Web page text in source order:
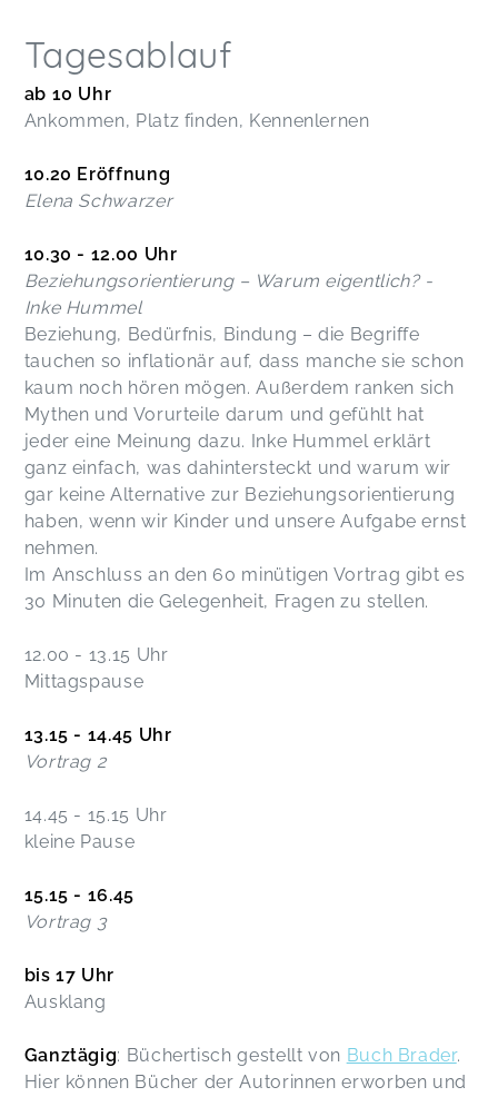
Tagesablauf
ab 10 Uhr
Ankommen, Platz finden, Kennenlernen
10.20 Eröffnung
Elena Schwarzer
10.30 - 12.00 Uhr
Beziehungsorientierung – Warum eigentlich? -
Inke Hummel
Beziehung, Bedürfnis, Bindung – die Begriffe
tauchen so inflationär auf, dass manche sie schon
kaum noch hören mögen. Außerdem ranken sich
Mythen und Vorurteile darum und gefühlt hat
jeder eine Meinung dazu. Inke Hummel erklärt
ganz einfach, was dahintersteckt und warum wir
gar keine Alternative zur Beziehungsorientierung
haben, wenn wir Kinder und unsere Aufgabe ernst
nehmen.
Im Anschluss an den 60 minütigen Vortrag gibt es
30 Minuten die Gelegenheit, Fragen zu stellen.
12.00 - 13.15 Uhr
Mittagspause
13.15 - 14.45 Uhr
Vortrag 2
14.45 - 15.15 Uhr
kleine Pause
15.15 - 16.45
Vortrag 3
bis 17 Uhr
Ausklang
Ganztägig: Büchertisch gestellt von Buch Brader.
Hier können Bücher der Autorinnen erworben und